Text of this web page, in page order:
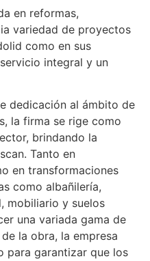
en reformas,
variedad de proyectos
como en sus
integral y un
dedicación al ámbito de
la firma se rige como
brindando la
Tanto en
en transformaciones
como albañilería,
mobiliario y suelos
una variada gama de
la obra, la empresa
para garantizar que los